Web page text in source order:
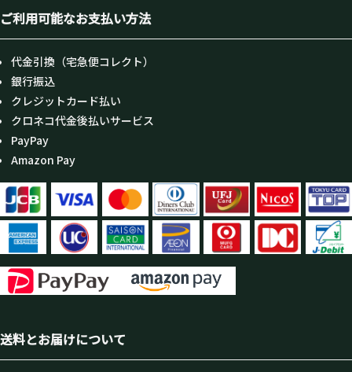
ご利用可能なお支払い方法
代金引換（宅急便コレクト）
銀行振込
クレジットカード払い
クロネコ代金後払いサービス
PayPay
Amazon Pay
送料とお届けについて